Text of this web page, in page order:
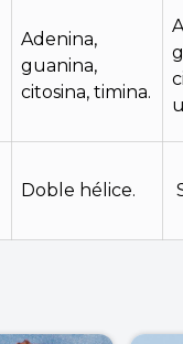
Adenina,
guanina,
citosina, timina.
Doble hélice.